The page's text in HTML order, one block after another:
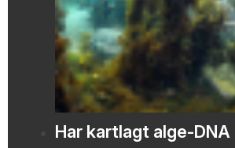
Har kartlagt alge-DNA